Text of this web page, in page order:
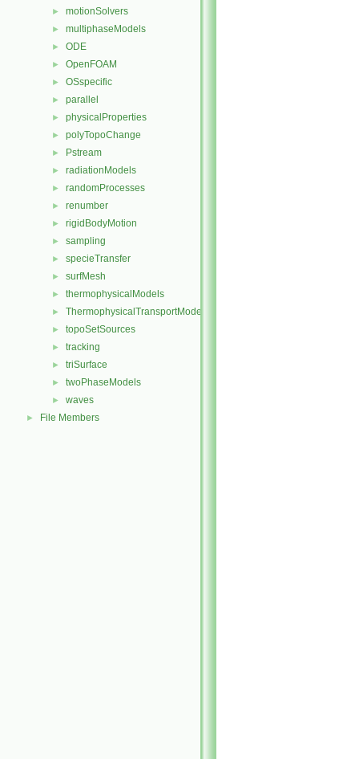
► motionSolvers
► multiphaseModels
► ODE
► OpenFOAM
► OSspecific
► parallel
► physicalProperties
► polyTopoChange
► Pstream
► radiationModels
► randomProcesses
► renumber
► rigidBodyMotion
► sampling
► specieTransfer
► surfMesh
► thermophysicalModels
► ThermophysicalTransportModels
► topoSetSources
► tracking
► triSurface
► twoPhaseModels
► waves
► File Members